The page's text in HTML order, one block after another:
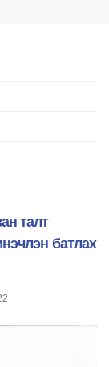
талт
батлах